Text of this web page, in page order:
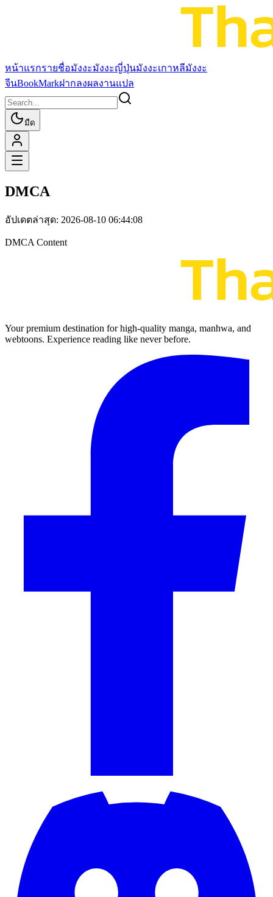
หน้าแรกรายชื่อมังงะมังงะญี่ปุ่นมังงะเกาหลีมังงะ
จีนBookMarkฝากลงผลงานแปล
มืด
DMCA
อัปเดตล่าสุด: 2026-08-10 06:44:08
DMCA Content
Your premium destination for high-quality manga, manhwa, and
webtoons. Experience reading like never before.